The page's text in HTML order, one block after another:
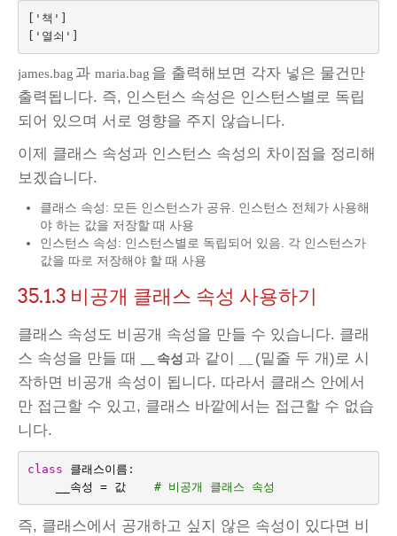
['책']
james.bag 과 maria.bag 을 출력해보면 각자 넣은 물건만
출력됩니다. 즉, 인스턴스 속성은 인스턴스별로 독립
되어 있으며 서로 영향을 주지 않습니다.
이제 클래스 속성과 인스턴스 속성의 차이점을 정리해
보겠습니다.
클래스 속성: 모든 인스턴스가 공유. 인스턴스 전체가 사용해
야 하는 값을 저장할 때 사용
인스턴스 속성: 인스턴스별로 독립되어 있음. 각 인스턴스가
값을 따로 저장해야 할 때 사용
35.1.3 비공개 클래스 속성 사용하기
클래스 속성도 비공개 속성을 만들 수 있습니다. 클래
스 속성을 만들 때
속성 과 같이
(밑줄 두 개)로 시
작하면 비공개 속성이 됩니다. 따라서 클래스 안에서
만 접근할 수 있고, 클래스 바깥에서는 접근할 수 없습
니다.
class 클래스이름 :
__속성
= 값 # 비공개 클래스 속성
즉, 클래스에서 공개하고 싶지 않은 속성이 있다면 비